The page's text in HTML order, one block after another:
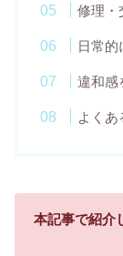
修理・
日常
違和感
よくあ
本記事で紹介